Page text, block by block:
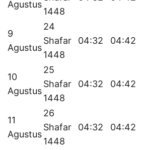
Agustus
1448
9
Agustus
24
Shafar
1448
04:32 04:42
10
Agustus
25
Shafar
1448
04:32 04:42
11
Agustus
26
Shafar
1448
04:32 04:42